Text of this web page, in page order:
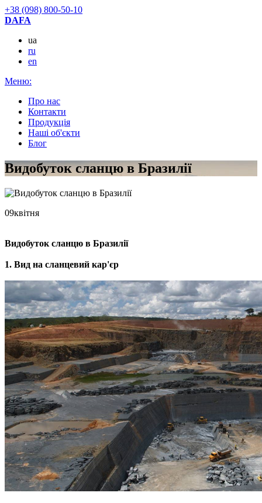
+38 (098) 800-50-10
DAFA
ua
ru
en
Меню:
Про нас
Контакти
Продукцiя
Наші об'єкти
Блог
Видобуток сланцю в Бразилії
09квітня
Видобуток сланцю в Бразилії
1. Вид на сланцевий кар'єр